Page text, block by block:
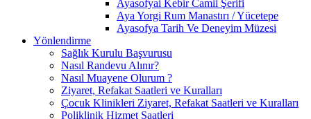
Ayasofyai Kebir Camii Şerifi
Aya Yorgi Rum Manastırı / Yücetepe
Ayasofya Tarih Ve Deneyim Müzesi
Yönlendirme
Sağlık Kurulu Başvurusu
Nasıl Randevu Alınır?
Nasıl Muayene Olurum ?
Ziyaret, Refakat Saatleri ve Kuralları
Çocuk Klinikleri Ziyaret, Refakat Saatleri ve Kuralları
Poliklinik Hizmet Saatleri